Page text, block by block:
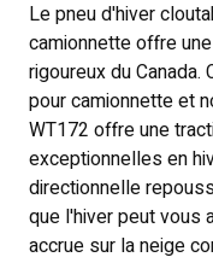
Le pneu d'hiver
camionnette offre
rigoureux du
pour camionnette et
WT172 offre une
exceptionnelles en
directionnelle
que l'hiver peut vous
accrue sur la neige